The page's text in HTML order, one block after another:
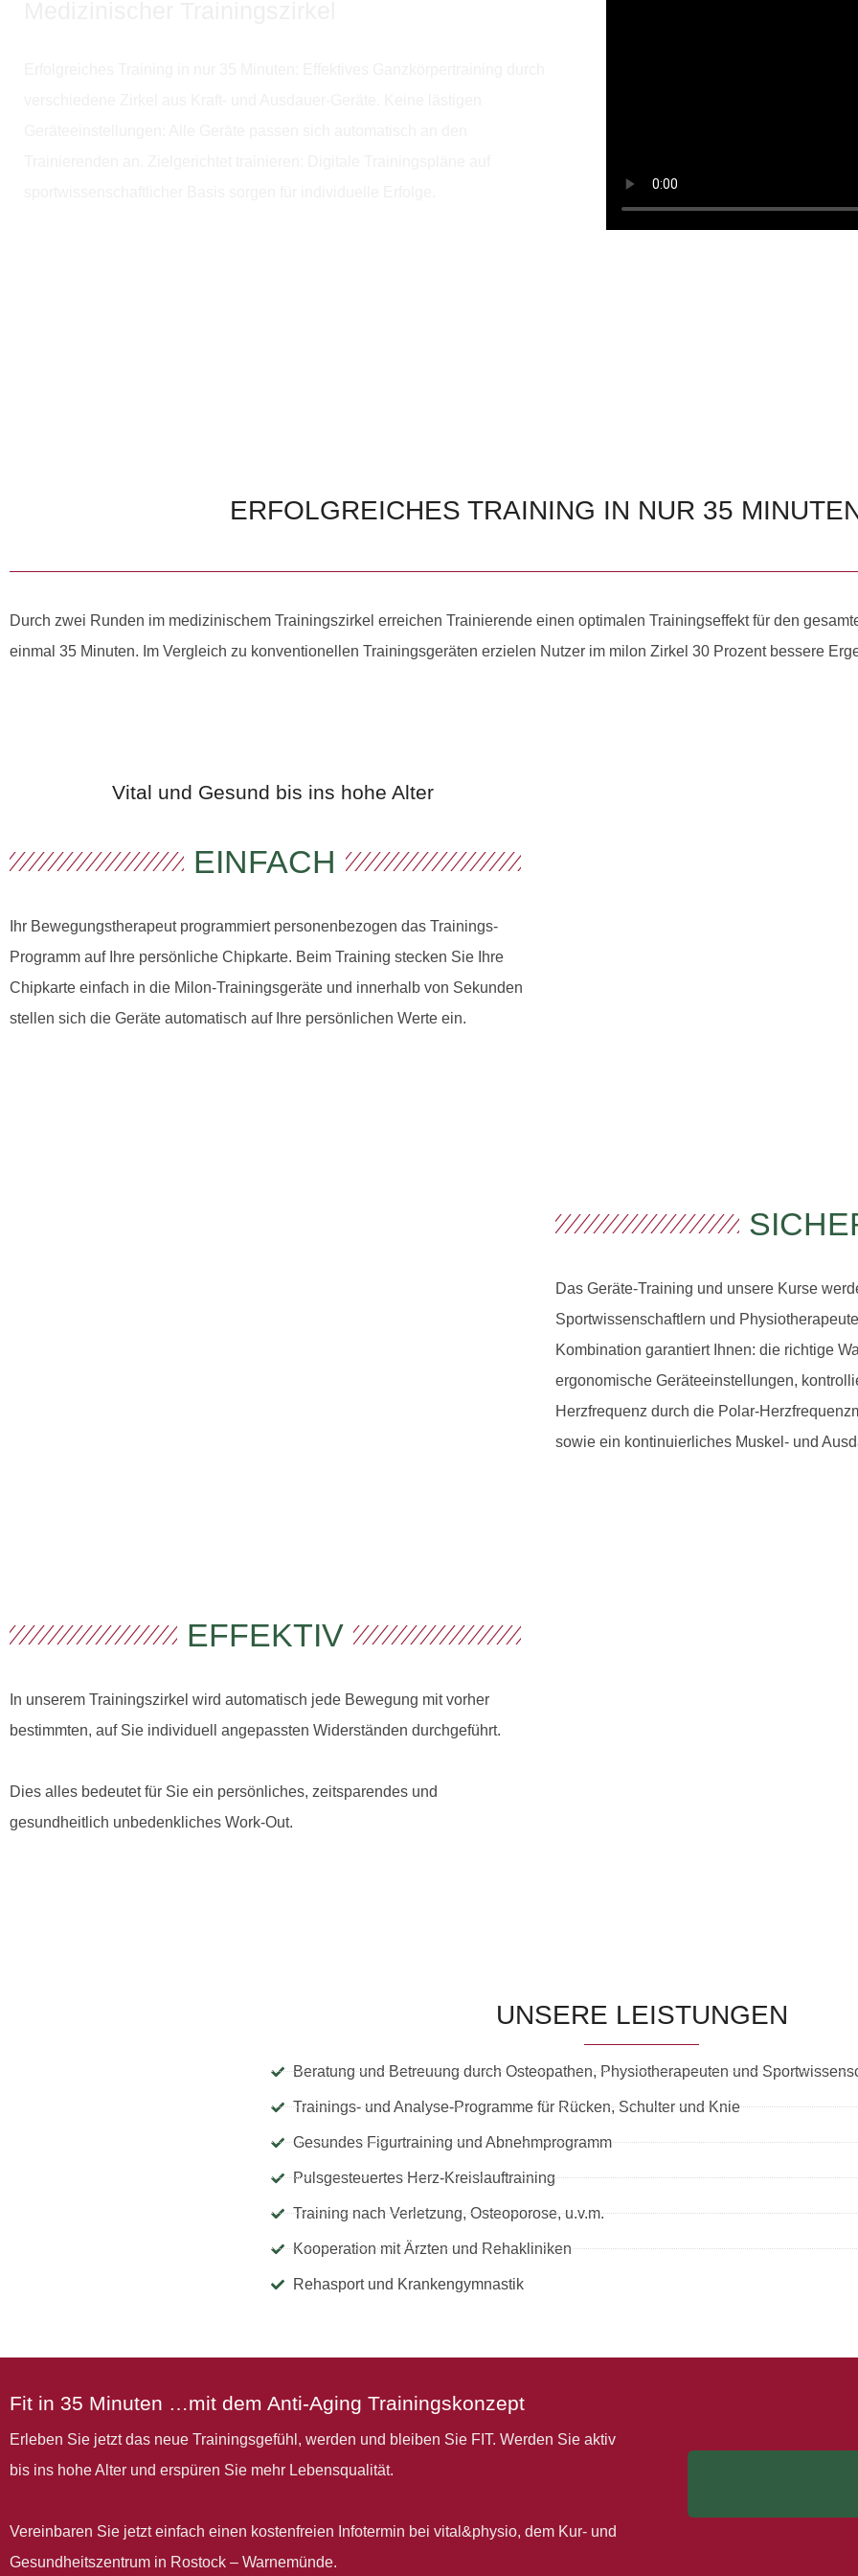
ERFOLGREICHES TRAINING IN NUR 35
Durch zwei Runden im medizinischem Trainingszirkel erreichen Trainierende einen optimalen Trainingseffekt für den
einmal 35 Minuten. Im Vergleich zu konventionellen Trainingsgeräten erzielen Nutzer im milon Zirkel 30 Prozent bessere
Vital und Gesund bis ins hohe Alter
EINFACH
Ihr Bewegungstherapeut programmiert personenbezogen das Trainings-
Programm auf Ihre persönliche Chipkarte. Beim Training stecken Sie Ihre
Chipkarte einfach in die Milon-Trainingsgeräte und innerhalb von Sekunden
stellen sich die Geräte automatisch auf Ihre persönlichen Werte ein.
Das Geräte-Training und unsere Kurse
Sportwissenschaftlern und
Kombination garantiert Ihnen: die richtige
ergonomische Geräteeinstellungen,
Herzfrequenz durch die Polar-
sowie ein kontinuierliches Muskel- und
EFFEKTIV
In unserem Trainingszirkel wird automatisch jede Bewegung mit vorher
bestimmten, auf Sie individuell angepassten Widerständen durchgeführt.
Dies alles bedeutet für Sie ein persönliches, zeitsparendes und
gesundheitlich unbedenkliches Work-Out.
UNSERE LEISTUNGEN
Beratung und Betreuung durch Osteopathen, Physiotherapeuten und
Trainings- und Analyse-Programme für Rücken, Schulter und Knie
Gesundes Figurtraining und Abnehmprogramm
Pulsgesteuertes Herz-Kreislauftraining
Training nach Verletzung, Osteoporose, u.v.m.
Kooperation mit Ärzten und Rehakliniken
Rehasport und Krankengymnastik
Fit in 35 Minuten …mit dem Anti-Aging Trainingskonzept
Erleben Sie jetzt das neue Trainingsgefühl, werden und bleiben Sie FIT. Werden Sie aktiv
bis ins hohe Alter und erspüren Sie mehr Lebensqualität.
Vereinbaren Sie jetzt einfach einen kostenfreien Infotermin bei vital&physio, dem Kur- und
Gesundheitszentrum in Rostock – Warnemünde.